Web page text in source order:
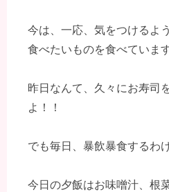
今は、一応、気をつけるよ
食べたいものを食べています
昨日なんて、久々にお寿司
よ！！
でも毎日、暴飲暴食するわ
今日の夕飯はお味噌汁、根